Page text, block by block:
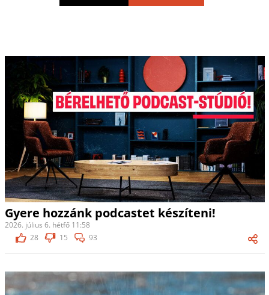
Gyere hozzánk podcastet készíteni!
2026. július 6. hétfő 11:58
28
15 93